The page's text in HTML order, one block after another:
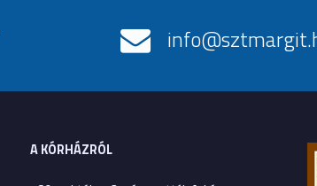
A KÓRHÁZRÓL